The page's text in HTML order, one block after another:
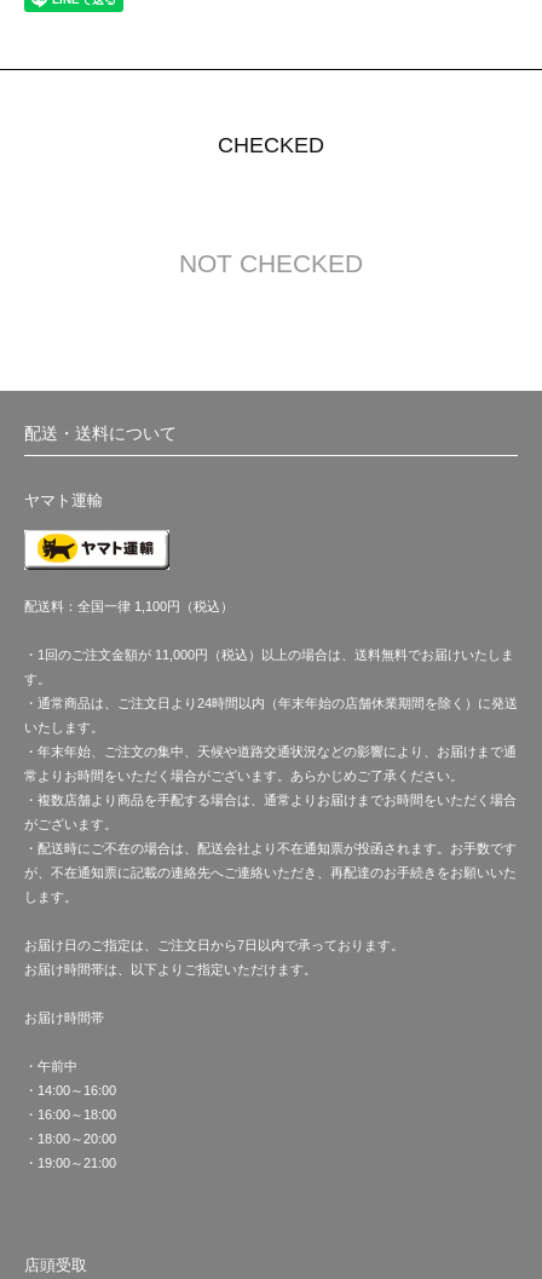
CHECKED
NOT CHECKED
配送・送料について
ヤマト運輸
配送料：全国一律 1,100円（税込）
・1回のご注文金額が 11,000円（税込）以上の場合は、送料無料でお届けいたしま
す。
・通常商品は、ご注文日より24時間以内（年末年始の店舗休業期間を除く）に発送
いたします。
・年末年始、ご注文の集中、天候や道路交通状況などの影響により、お届けまで通
常よりお時間をいただく場合がございます。あらかじめご了承ください。
・複数店舗より商品を手配する場合は、通常よりお届けまでお時間をいただく場合
がございます。
・配送時にご不在の場合は、配送会社より不在通知票が投函されます。お手数です
が、不在通知票に記載の連絡先へご連絡いただき、再配達のお手続きをお願いいた
します。
お届け日のご指定は、ご注文日から7日以内で承っております。
お届け時間帯は、以下よりご指定いただけます。
お届け時間帯
・午前中
・14:00～16:00
・16:00～18:00
・18:00～20:00
・19:00～21:00
店頭受取